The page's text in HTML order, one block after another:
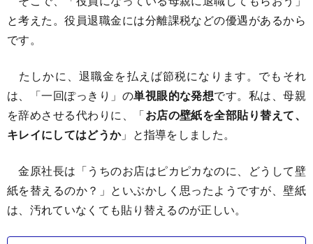
と考えた。役員退職金には分離課税などの優遇があるから
です。
たしかに、退職金を払えば節税になります。でもそれ
は、「一回ぽっきり」の単視眼的な発想です。私は、母親
を辞めさせる代わりに、「お店の壁紙を全部貼り替えて、
キレイにしてはどうか」と指導をしました。
金原社長は「うちのお店はピカピカなのに、どうして壁
紙を替えるのか？」といぶかしく思ったようですが、壁紙
は、汚れていなくても貼り替えるのが正しい。